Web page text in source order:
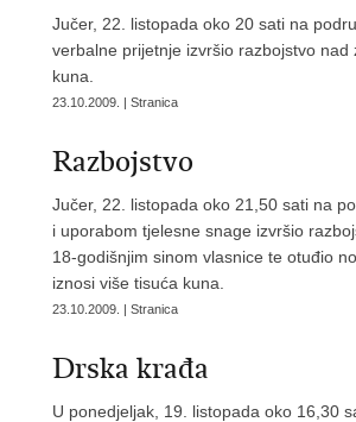
Jučer, 22. listopada oko 20 sati na
verbalne prijetnje izvršio razbojstvo
kuna.
23.10.2009. | Stranica
Razbojstvo
Jučer, 22. listopada oko 21,50 sati na
i uporabom tjelesne snage izvršio
18-godišnjim sinom vlasnice te otuđio
iznosi više tisuća kuna.
23.10.2009. | Stranica
Drska krađa
U ponedjeljak, 19. listopada oko 16,30